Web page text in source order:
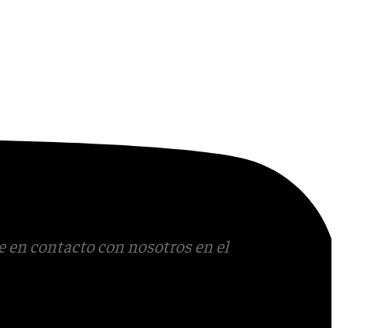
en contacto con nosotros en el